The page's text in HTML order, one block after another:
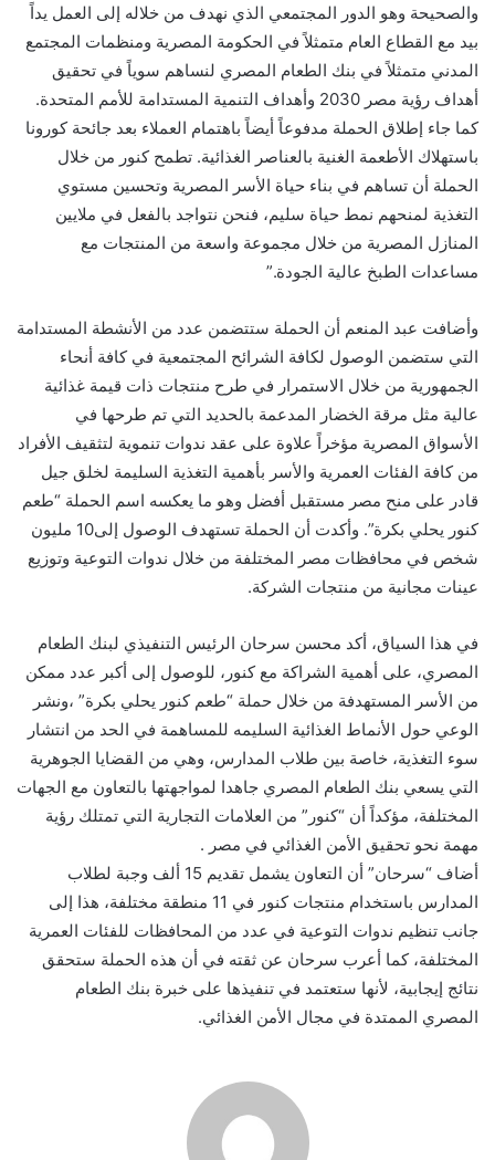
والصحيحة وهو الدور المجتمعي الذي نهدف من خلاله إلى العمل يداً
بيد مع القطاع العام متمثلاً في الحكومة المصرية ومنظمات المجتمع
المدني متمثلاً في بنك الطعام المصري لنساهم سوياً في تحقيق
أهداف رؤية مصر 2030 وأهداف التنمية المستدامة للأمم المتحدة.
كما جاء إطلاق الحملة مدفوعاً أيضاً باهتمام العملاء بعد جائحة كورونا
باستهلاك الأطعمة الغنية بالعناصر الغذائية. تطمح كنور من خلال
الحملة أن تساهم في بناء حياة الأسر المصرية وتحسين مستوي
التغذية لمنحهم نمط حياة سليم، فنحن نتواجد بالفعل في ملايين
المنازل المصرية من خلال مجموعة واسعة من المنتجات مع
مساعدات الطبخ عالية الجودة.”
وأضافت عبد المنعم أن الحملة ستتضمن عدد من الأنشطة المستدامة
التي ستضمن الوصول لكافة الشرائح المجتمعية في كافة أنحاء
الجمهورية من خلال الاستمرار في طرح منتجات ذات قيمة غذائية
عالية مثل مرقة الخضار المدعمة بالحديد التي تم طرحها في
الأسواق المصرية مؤخراً علاوة على عقد ندوات تنموية لتثقيف الأفراد
من كافة الفئات العمرية والأسر بأهمية التغذية السليمة لخلق جيل
قادر على منح مصر مستقبل أفضل وهو ما يعكسه اسم الحملة “طعم
كنور يحلي بكرة”. وأكدت أن الحملة تستهدف الوصول إلى10 مليون
شخص في محافظات مصر المختلفة من خلال ندوات التوعية وتوزيع
عينات مجانية من منتجات الشركة.
في هذا السياق، أكد محسن سرحان الرئيس التنفيذي لبنك الطعام
المصري، على أهمية الشراكة مع كنور، للوصول إلى أكبر عدد ممكن
من الأسر المستهدفة من خلال حملة “طعم كنور يحلي بكرة” ،ونشر
الوعي حول الأنماط الغذائية السليمه للمساهمة في الحد من انتشار
سوء التغذية، خاصة بين طلاب المدارس، وهي من القضايا الجوهرية
التي يسعي بنك الطعام المصري جاهدا لمواجهتها بالتعاون مع الجهات
المختلفة، مؤكداً أن “كنور” من العلامات التجارية التي تمتلك رؤية
مهمة نحو تحقيق الأمن الغذائي في مصر .
أضاف “سرحان” أن التعاون يشمل تقديم 15 ألف وجبة لطلاب
المدارس باستخدام منتجات كنور في 11 منطقة مختلفة، هذا إلى
جانب تنظيم ندوات التوعية في عدد من المحافظات للفئات العمرية
المختلفة، كما أعرب سرحان عن ثقته في أن هذه الحملة ستحقق
نتائج إيجابية، لأنها ستعتمد في تنفيذها على خبرة بنك الطعام
المصري الممتدة في مجال الأمن الغذائي.